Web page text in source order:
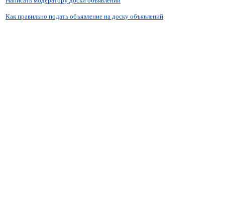
Как правильно подать объявление на доску объявлений